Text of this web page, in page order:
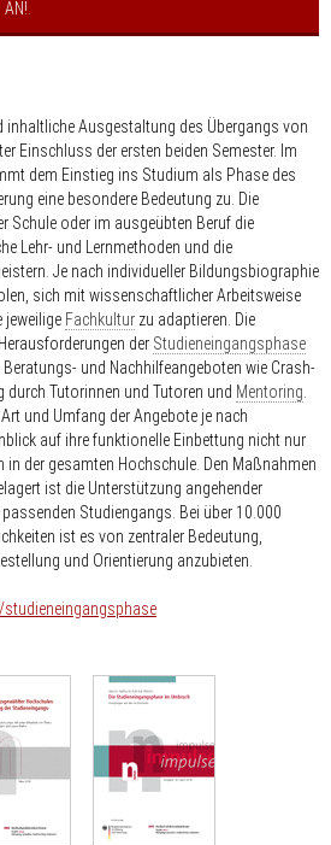
AN!
inhaltliche Ausgestaltung des Übergangs von
Einschluss der ersten beiden Semester. Im
dem Einstieg ins Studium als Phase des
eine besondere Bedeutung zu. Die
Schule oder im ausgeübten Beruf die
Lehr- und Lernmethoden und die
Je nach individueller Bildungsbiographie
sich mit wissenschaftlicher Arbeitsweise
jeweilige Fachkultur zu adaptieren. Die
der Studieneingangsphase
und Nachhilfeangeboten wie Crash-
durch Tutorinnen und Tutoren und Mentoring
und Umfang der Angebote je nach
auf ihre funktionelle Einbettung nicht nur
in der gesamten Hochschule. Den Maßnahmen
ist die Unterstützung angehender
Studiengangs. Bei über 10.000
ist es von zentraler Bedeutung,
und Orientierung anzubieten.